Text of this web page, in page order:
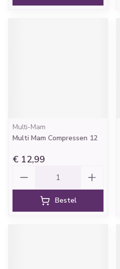
Multi-Mam
Multi Mam Compressen 12
€ 12,99
Bestel